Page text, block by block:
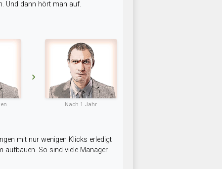
Und dann hört man auf.
Nach 1 Jahr
mit nur wenigen Klicks erledigt
aufbauen. So sind viele Manager